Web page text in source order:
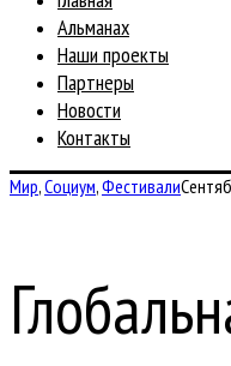
Альманах
Наши проекты
Партнеры
Новости
Контакты
Мир,Социум,Фестивали